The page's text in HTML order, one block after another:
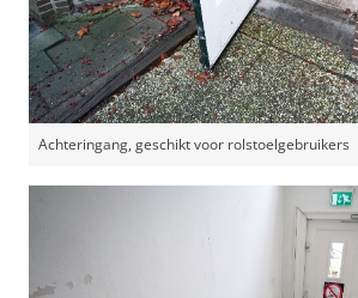
Achteringang, geschikt voor rolstoelgebruikers